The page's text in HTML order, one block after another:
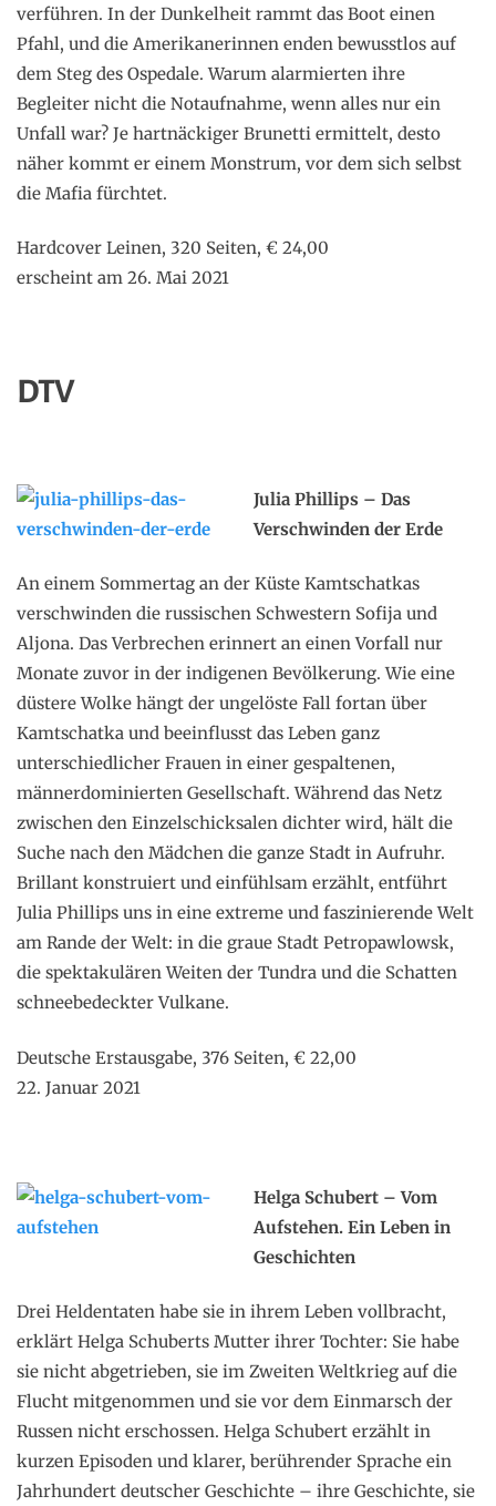
verführen. In der Dunkelheit rammt das Boot einen
Pfahl, und die Amerikanerinnen enden bewusstlos auf
dem Steg des Ospedale. Warum alarmierten ihre
Begleiter nicht die Notaufnahme, wenn alles nur ein
Unfall war? Je hartnäckiger Brunetti ermittelt, desto
näher kommt er einem Monstrum, vor dem sich selbst
die Mafia fürchtet.
Hardcover Leinen, 320 Seiten, € 24,00
erscheint am 26. Mai 2021
DTV
Julia Phillips – Das
Verschwinden der Erde
An einem Sommertag an der Küste Kamtschatkas
verschwinden die russischen Schwestern Sofija und
Aljona. Das Verbrechen erinnert an einen Vorfall nur
Monate zuvor in der indigenen Bevölkerung. Wie eine
düstere Wolke hängt der ungelöste Fall fortan über
Kamtschatka und beeinflusst das Leben ganz
unterschiedlicher Frauen in einer gespaltenen,
männerdominierten Gesellschaft. Während das Netz
zwischen den Einzelschicksalen dichter wird, hält die
Suche nach den Mädchen die ganze Stadt in Aufruhr.
Brillant konstruiert und einfühlsam erzählt, entführt
Julia Phillips uns in eine extreme und faszinierende Welt
am Rande der Welt: in die graue Stadt Petropawlowsk,
die spektakulären Weiten der Tundra und die Schatten
schneebedeckter Vulkane.
Deutsche Erstausgabe, 376 Seiten, € 22,00
22. Januar 2021
Helga Schubert – Vom
Aufstehen. Ein Leben in
Geschichten
Drei Heldentaten habe sie in ihrem Leben vollbracht,
erklärt Helga Schuberts Mutter ihrer Tochter: Sie habe
sie nicht abgetrieben, sie im Zweiten Weltkrieg auf die
Flucht mitgenommen und sie vor dem Einmarsch der
Russen nicht erschossen. Helga Schubert erzählt in
kurzen Episoden und klarer, berührender Sprache ein
Jahrhundert deutscher Geschichte – ihre Geschichte, sie